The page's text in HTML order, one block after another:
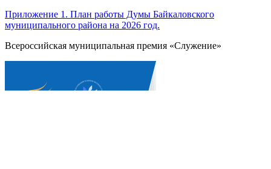
Приложение 1. План работы Думы Байкаловского
муниципального района на 2026 год.
Всероссийская муниципальная премия «Служение»